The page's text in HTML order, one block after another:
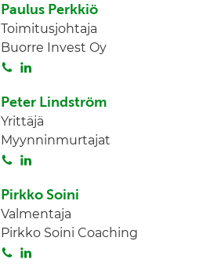
i
t
a
n
k
e
n
Paulus Perkkiö
Toimitusjohtaja
Buorre Invest Oy
S
i
t
a
n
k
e
n
Peter Lindström
Yrittäjä
Myynninmurtajat
S
i
t
a
n
k
e
Pirkko Soini
Valmentaja
Pirkko Soini Coaching
S